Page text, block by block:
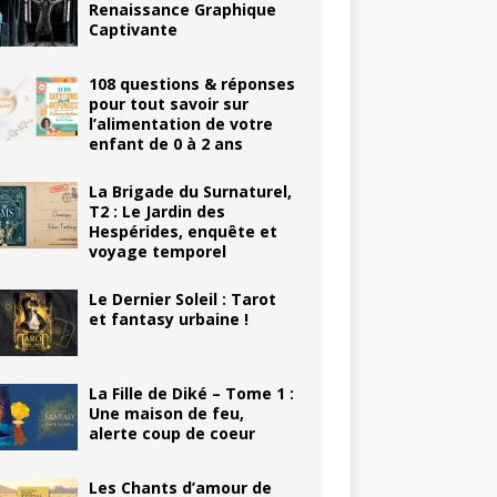
Renaissance Graphique
Captivante
108 questions & réponses
pour tout savoir sur
l’alimentation de votre
enfant de 0 à 2 ans
La Brigade du Surnaturel,
T2 : Le Jardin des
Hespérides, enquête et
voyage temporel
Le Dernier Soleil : Tarot
et fantasy urbaine !
La Fille de Diké – Tome 1 :
Une maison de feu,
alerte coup de coeur
Les Chants d’amour de